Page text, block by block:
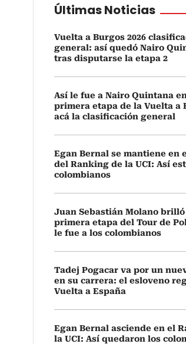
Últimas Noticias
Vuelta a Burgos 2026
general: así quedó Nairo
tras disputarse la etapa 2
Así le fue a Nairo Quintana
primera etapa de la Vuelta a
acá la clasificación general
Egan Bernal se mantiene en
del Ranking de la UCI: Así
colombianos
Juan Sebastián Molano brilló
primera etapa del Tour de
le fue a los colombianos
Tadej Pogacar va por un
en su carrera: el esloveno
Vuelta a España
Egan Bernal asciende en el
la UCI: Así quedaron los